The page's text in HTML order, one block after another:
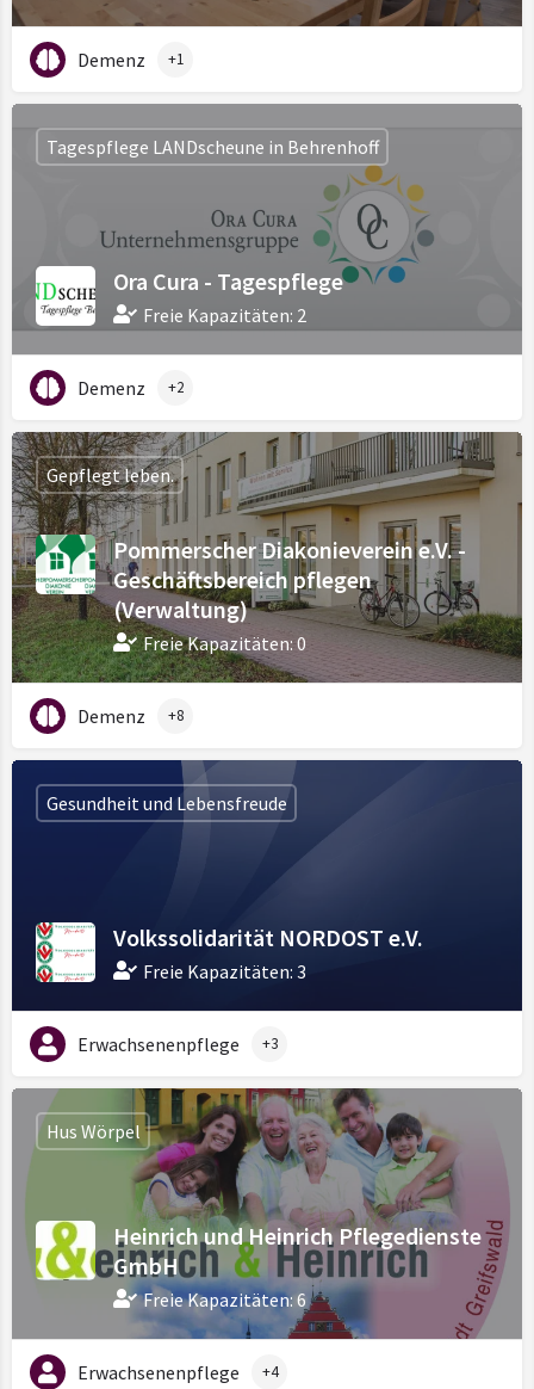
Demenz +1
Ora Cura - Tagespflege
Freie Kapazitäten: 2
Tagespflege LANDscheune in Behrenhoff
Demenz +2
Pommerscher Diakonieverein e.V. -
Geschäftsbereich pflegen
(Verwaltung)
Freie Kapazitäten: 0
Gepflegt leben.
Demenz +8
Volkssolidarität NORDOST e.V.
Freie Kapazitäten: 3
Gesundheit und Lebensfreude
Erwachsenenpflege +3
Heinrich und Heinrich Pflegedienste
GmbH
Freie Kapazitäten: 6
Hus Wörpel
Erwachsenenpflege +4